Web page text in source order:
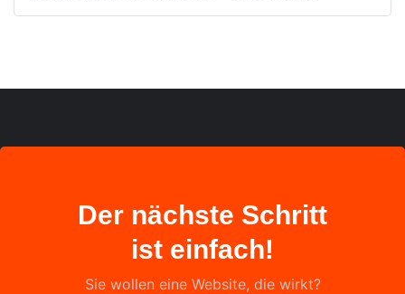
Der nächste Schritt
ist einfach!
Sie wollen eine Website, die wirkt?